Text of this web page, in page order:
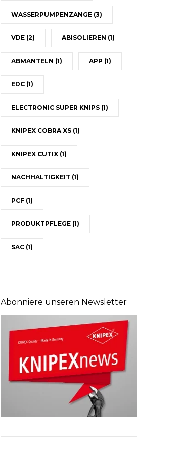
WASSERPUMPENZANGE (3)
VDE (2) ABISOLIEREN (1)
ABMANTELN (1) APP (1)
EDC (1)
ELECTRONIC SUPER KNIPS (1)
KNIPEX COBRA XS (1)
KNIPEX CUTIX (1)
NACHHALTIGKEIT (1)
PCF (1)
PRODUKTPFLEGE (1)
SAC (1)
Abonniere unseren Newsletter